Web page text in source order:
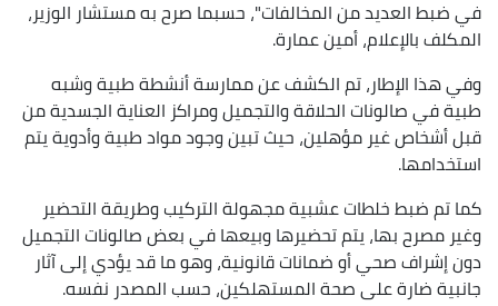
في ضبط العديد من المخالفات"، حسبما صرح به مستشار الوزير،
المكلف بالإعلام، أمين عمارة.
وفي هذا الإطار، تم الكشف عن ممارسة أنشطة طبية وشبه
طبية في صالونات الحلاقة والتجميل ومراكز العناية الجسدية من
قبل أشخاص غير مؤهلين، حيث تبين وجود مواد طبية وأدوية يتم
استخدامها.
كما تم ضبط خلطات عشبية مجهولة التركيب وطريقة التحضير
وغير مصرح بها، يتم تحضيرها وبيعها في بعض صالونات التجميل
دون إشراف صحي أو ضمانات قانونية، وهو ما قد يؤدي إلى آثار
جانبية ضارة على صحة المستهلكين، حسب المصدر نفسه.